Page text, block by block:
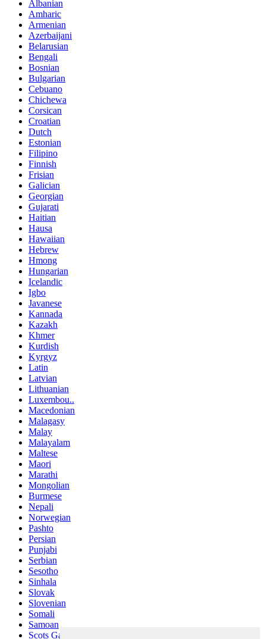
Albanian
Amharic
Armenian
Azerbaijani
Belarusian
Bengali
Bosnian
Bulgarian
Cebuano
Chichewa
Corsican
Croatian
Dutch
Estonian
Filipino
Finnish
Frisian
Galician
Georgian
Gujarati
Haitian
Hausa
Hawaiian
Hebrew
Hmong
Hungarian
Icelandic
Igbo
Javanese
Kannada
Kazakh
Khmer
Kurdish
Kyrgyz
Latin
Latvian
Lithuanian
Luxembou..
Macedonian
Malagasy
Malay
Malayalam
Maltese
Maori
Marathi
Mongolian
Burmese
Nepali
Norwegian
Pashto
Persian
Punjabi
Serbian
Sesotho
Sinhala
Slovak
Slovenian
Somali
Samoan
Scots Gaelic